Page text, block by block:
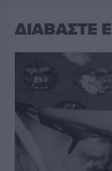
ΔΙΑΒΑΣΤΕ